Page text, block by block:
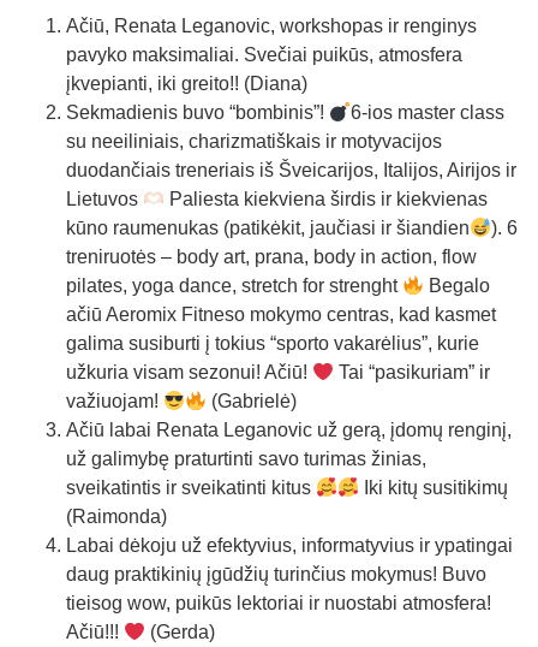
Ačiū, Renata Leganovic, workshopas ir renginys
pavyko maksimaliai. Svečiai puikūs, atmosfera
įkvepianti, iki greito!! (Diana)
Sekmadienis buvo “bombinis”!
6-ios master class
su neeiliniais, charizmatiškais ir motyvacijos
duodančiais treneriais iš Šveicarijos, Italijos, Airijos ir
Lietuvos
Paliesta kiekviena širdis ir kiekvienas
kūno raumenukas (patikėkit, jaučiasi ir šiandien
). 6
treniruotės – body art, prana, body in action, flow
pilates, yoga dance, stretch for strenght
Begalo
ačiū Aeromix Fitneso mokymo centras, kad kasmet
galima susiburti į tokius “sporto vakarėlius”, kurie
užkuria visam sezonui! Ačiū!
Tai “pasikuriam” ir
važiuojam!
(Gabrielė)
Ačiū labai Renata Leganovic už gerą, įdomų renginį,
už galimybę praturtinti savo turimas žinias,
sveikatintis ir sveikatinti kitus
Iki kitų susitikimų
(Raimonda)
Labai dėkoju už efektyvius, informatyvius ir ypatingai
daug praktikinių įgūdžių turinčius mokymus! Buvo
tieisog wow, puikūs lektoriai ir nuostabi atmosfera!
Ačiū!!!
(Gerda)